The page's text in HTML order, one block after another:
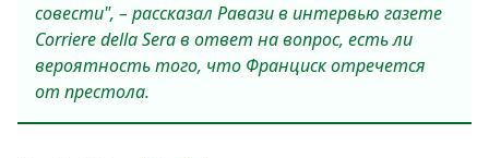
совести", – рассказал Равази в интервью газете
Corriere della Sera в ответ на вопрос, есть ли
вероятность того, что Франциск отречется
от престола.